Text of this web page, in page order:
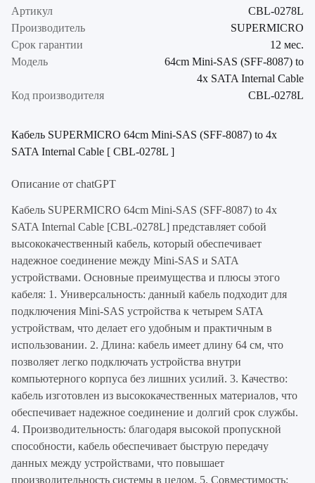
Артикул
CBL-0278L
Производитель
SUPERMICRO
Срок гарантии
12 мес.
Модель
64cm Mini-SAS (SFF-8087) to
4x SATA Internal Cable
Код производителя
CBL-0278L
Кабель SUPERMICRO 64cm Mini-SAS (SFF-8087) to 4x
SATA Internal Cable [ CBL-0278L ]
Описание от chatGPT
Кабель SUPERMICRO 64cm Mini-SAS (SFF-8087) to 4x
SATA Internal Cable [CBL-0278L] представляет собой
высококачественный кабель, который обеспечивает
надежное соединение между Mini-SAS и SATA
устройствами. Основные преимущества и плюсы этого
кабеля: 1. Универсальность: данный кабель подходит для
подключения Mini-SAS устройства к четырем SATA
устройствам, что делает его удобным и практичным в
использовании. 2. Длина: кабель имеет длину 64 см, что
позволяет легко подключать устройства внутри
компьютерного корпуса без лишних усилий. 3. Качество:
кабель изготовлен из высококачественных материалов, что
обеспечивает надежное соединение и долгий срок службы.
4. Производительность: благодаря высокой пропускной
способности, кабель обеспечивает быструю передачу
данных между устройствами, что повышает
производительность системы в целом. 5. Совместимость: